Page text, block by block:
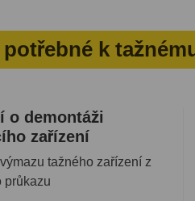
k
o demontáži
zařízení
tažného zařízení z
průkazu